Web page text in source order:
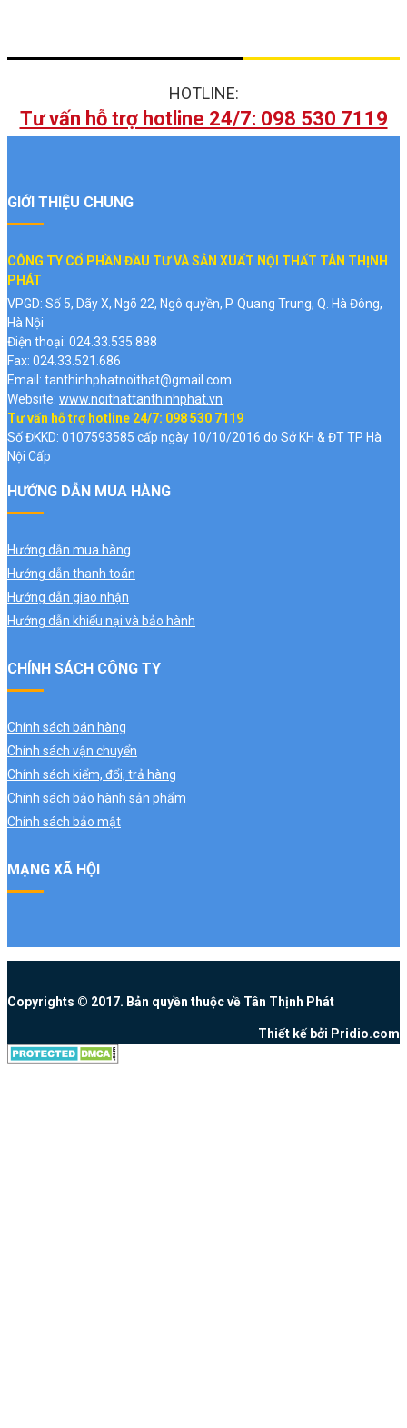
HOTLINE:
Tư vấn hỗ trợ hotline 24/7: 098 530 7119
GIỚI THIỆU CHUNG
CÔNG TY CỔ PHẦN ĐẦU TƯ VÀ SẢN XUẤT NỘI THẤT TÂN THỊNH
PHÁT
VPGD: Số 5, Dãy X, Ngõ 22, Ngô quyền, P. Quang Trung, Q. Hà Đông,
Hà Nội
Điện thoại: 024.33.535.888
Fax: 024.33.521.686
Email: tanthinhphatnoithat@gmail.com
Website: www.noithattanthinhphat.vn
Tư vấn hỗ trợ hotline 24/7: 098 530 7119
Số ĐKKD: 0107593585 cấp ngày 10/10/2016 do Sở KH & ĐT TP Hà
Nội Cấp
HƯỚNG DẪN MUA HÀNG
Hướng dẫn mua hàng
Hướng dẫn thanh toán
Hướng dẫn giao nhận
Hướng dẫn khiếu nại và bảo hành
CHÍNH SÁCH CÔNG TY
Chính sách bán hàng
Chính sách vận chuyển
Chính sách kiểm, đổi, trả hàng
Chính sách bảo hành sản phẩm
Chính sách bảo mật
MẠNG XÃ HỘI
Copyrights © 2017. Bản quyền thuộc về Tân Thịnh Phát
Thiết kế bởi Pridio.com